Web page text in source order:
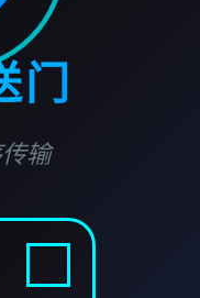
门
输